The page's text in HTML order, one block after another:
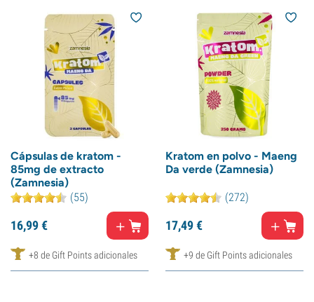
Cápsulas de kratom -
85mg de extracto
(Zamnesia)
(55)
16,99€
+8 de Gift Points adicionales
Kratom en polvo - Maeng
Da verde (Zamnesia)
(272)
17,49€
+9 de Gift Points adicionales